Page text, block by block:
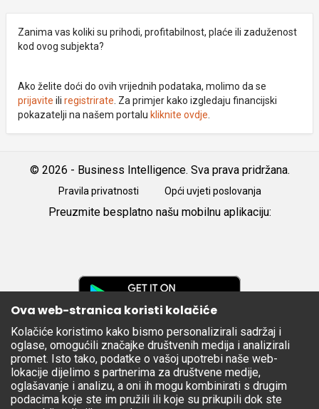
Zanima vas koliki su prihodi, profitabilnost, plaće ili zaduženost
kod ovog subjekta?
Ako želite doći do ovih vrijednih podataka, molimo da se
prijavite ili registrirate . Za primjer kako izgledaju financijski
pokazatelji na našem portalu kliknite ovdje
© 2026 - Business Intelligence. Sva prava pridržana.
Pravila privatnosti Opći uvjeti poslovanja
Preuzmite besplatno našu mobilnu aplikaciju:
Apple
Store
Ova web-stranica koristi kolačiće
Kolačiće koristimo kako bismo personalizirali sadržaj i
oglase, omogućili značajke društvenih medija i analizirali
promet. Isto tako, podatke o vašoj upotrebi naše web-
lokacije dijelimo s partnerima za društvene medije,
oglašavanje i analizu, a oni ih mogu kombinirati s drugim
podacima koje ste im pružili ili koje su prikupili dok ste